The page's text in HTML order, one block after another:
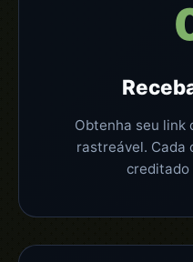
Obtenha seu link
rastreável. Cada
creditado